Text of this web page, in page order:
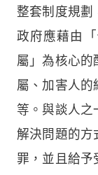
整套制度規劃
政府應藉由
屬」為核心的
屬、加害人的
等。與談人之
解決問題的方
罪，並且給予